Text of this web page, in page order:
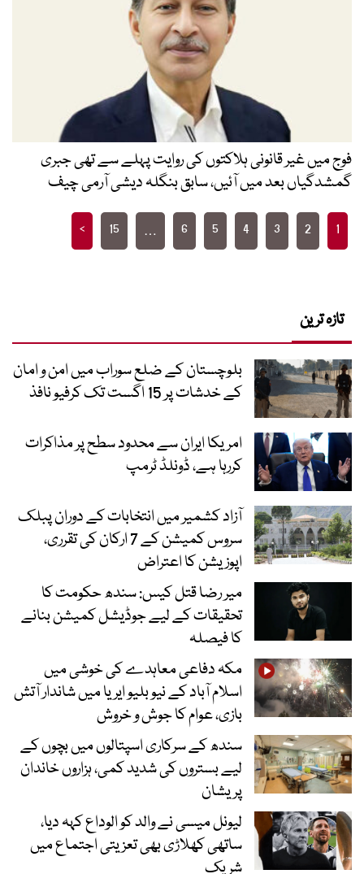
فوج میں غیر قانونی ہلاکتوں کی روایت پہلے سے تھی جبری
گمشدگیاں بعد میں آئیں، سابق بنگلہ دیشی آرمی چیف
Posts
pagination
1
2
3
4
5
6
…
15
>
تازہ ترین
بلوچستان کے ضلع سوراب میں امن و امان
کے خدشات پر 15 اگست تک کرفیو نافذ
امریکا ایران سے محدود سطح پر مذاکرات
کررہا ہے، ڈونلڈ ٹرمپ
آزاد کشمیر میں انتخابات کے دوران پبلک
سروس کمیشن کے 7 ارکان کی تقرری،
اپوزیشن کا اعتراض
میر رضا قتل کیس: سندھ حکومت کا
تحقیقات کے لیے جوڈیشل کمیشن بنانے
کا فیصلہ
مکہ دفاعی معاہدے کی خوشی میں
اسلام آباد کے نیو بلیو ایریا میں شاندار آتش
بازی، عوام کا جوش و خروش
سندھ کے سرکاری اسپتالوں میں بچوں کے
لیے بستروں کی شدید کمی، ہزاروں خاندان
پریشان
لیونل میسی نے والد کو الوداع کہہ دیا،
ساتھی کھلاڑی بھی تعزیتی اجتماع میں
شریک